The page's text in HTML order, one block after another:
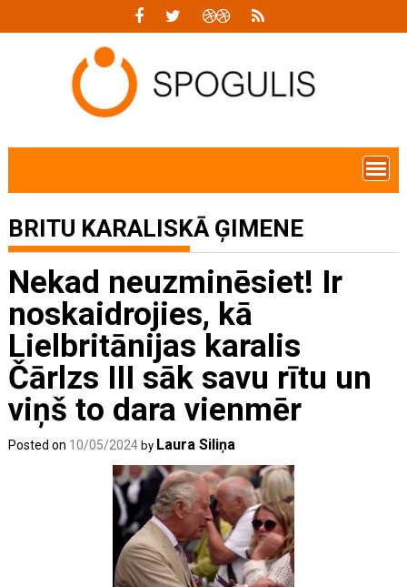
BRITU KARALISKĀ ĢIMENE
Nekad neuzminēsiet! Ir
noskaidrojies, kā
Lielbritānijas karalis
Čārlzs III sāk savu rītu un
viņš to dara vienmēr
Posted on 10/05/2024 by Laura Siliņa